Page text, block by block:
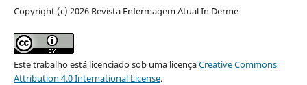
Copyright (c) 2026 Revista Enfermagem Atual In Derme
Este trabalho está licenciado sob uma licençaCreative Commons
Attribution 4.0 International License.